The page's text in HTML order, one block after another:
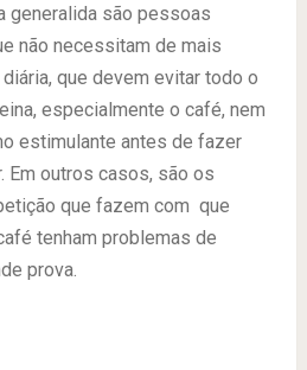
generalida são pessoas
não necessitam de mais
que devem evitar todo o
especialmente o café, nem
estimulante antes de fazer
Em outros casos, são os
que fazem com que
tenham problemas de
prova.